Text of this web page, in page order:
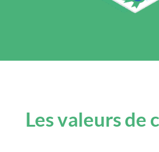
Les valeurs de